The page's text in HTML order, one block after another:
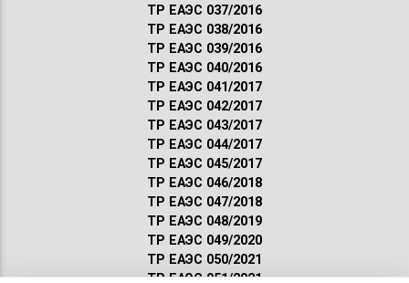
ТР ЕАЭС 037/2016
ТР ЕАЭС 038/2016
ТР ЕАЭС 039/2016
ТР ЕАЭС 040/2016
ТР ЕАЭС 041/2017
ТР ЕАЭС 042/2017
ТР ЕАЭС 043/2017
ТР ЕАЭС 044/2017
ТР ЕАЭС 045/2017
ТР ЕАЭС 046/2018
ТР ЕАЭС 047/2018
ТР ЕАЭС 048/2019
ТР ЕАЭС 049/2020
ТР ЕАЭС 050/2021
ТР ЕАЭС 051/2021